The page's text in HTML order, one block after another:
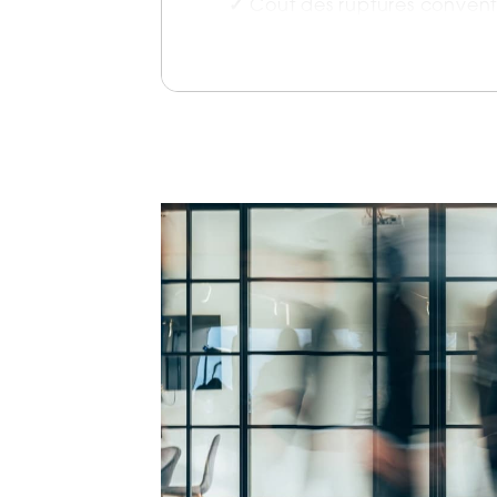
à la retraite, impact sur les
Contribution OETH :
déductibilité des dépenses
Procédure de contrôle et de
Urssaf : comprendre les
simplification
Actualité paie